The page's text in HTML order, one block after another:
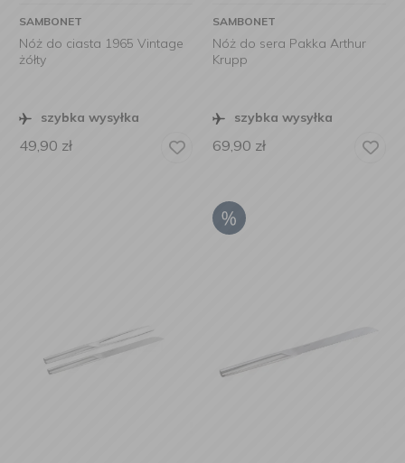
SAMBONET
Nóż do ciasta 1965 Vintage
żółty
szybka wysyłka
49,90 zł
SAMBONET
Nóż do sera Pakka Arthur
Krupp
szybka wysyłka
69,90 zł